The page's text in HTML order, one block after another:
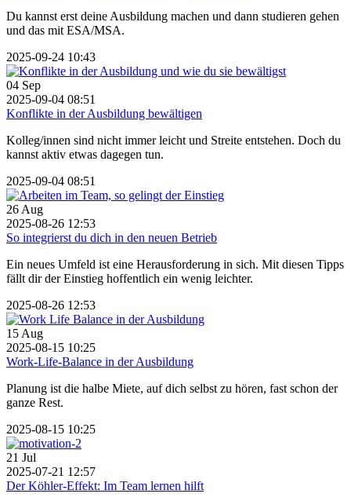
Du kannst erst deine Ausbildung machen und dann studieren gehen
und das mit ESA/MSA.
2025-09-24 10:43
04 Sep
2025-09-04 08:51
Konflikte in der Ausbildung bewältigen
Kolleg/innen sind nicht immer leicht und Streite entstehen. Doch du
kannst aktiv etwas dagegen tun.
2025-09-04 08:51
26 Aug
2025-08-26 12:53
So integrierst du dich in den neuen Betrieb
Ein neues Umfeld ist eine Herausforderung in sich. Mit diesen Tipps
fällt dir der Einstieg hoffentlich ein wenig leichter.
2025-08-26 12:53
15 Aug
2025-08-15 10:25
Work-Life-Balance in der Ausbildung
Planung ist die halbe Miete, auf dich selbst zu hören, fast schon der
ganze Rest.
2025-08-15 10:25
21 Jul
2025-07-21 12:57
Der Köhler-Effekt: Im Team lernen hilft